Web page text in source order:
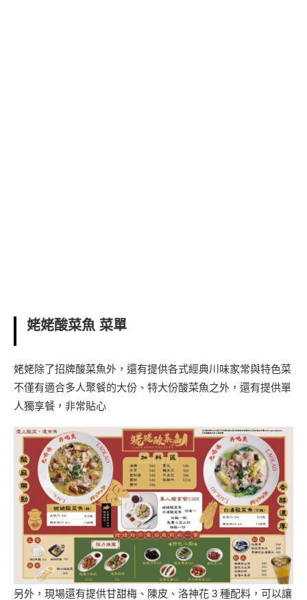
姥姥酸菜魚 菜單
姥姥除了招牌酸菜魚外，還有提供各式經典川味家常與特色菜
不僅有適合多人聚餐的大份、特大份酸菜魚之外，還有提供單
人獨享餐，非常貼心
另外，現場還有提供甘甜梅、陳皮、洛神花 3 種配料，可以讓